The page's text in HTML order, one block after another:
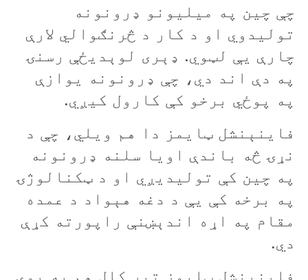
چې چين په ميليونو ډرونونه
توليدوي او د کار د څرنګوالي لارې
چارې یې لټوي. ډېری لوېدیځې رسنۍ
په دې اند دي، چې ډرونونه يوازې
په پوځي برخو کې کارول کيږي.
فاينېنشل ټايمز دا هم ويلي، چې د
نړۍ څه باندې اويا سلنه ډرونونه
په چين کې توليديږي او د ټکنالوژۍ
په برخه کې يې د دغه هېواد د عمده
مقام په اړه اندېښنې راپورته کړې
دي.
فاينېنشل ټايمز تېر کال هم په يوې